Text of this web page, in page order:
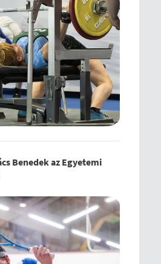
Benedek az Egyetemi